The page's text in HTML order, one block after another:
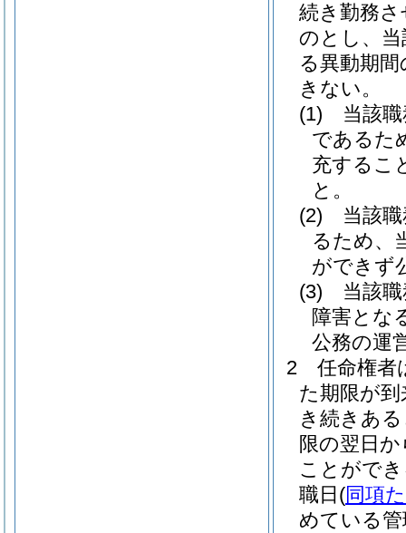
続き勤務
のとし、
る異動期
きない。
(1)
当該
であるた
充するこ
と。
(2)
当該
るため、
ができず
(3)
当該
障害とな
公務の運
2
任命権者
た期限が
き続きあ
限の翌日
ことがで
職日 (同項
めている